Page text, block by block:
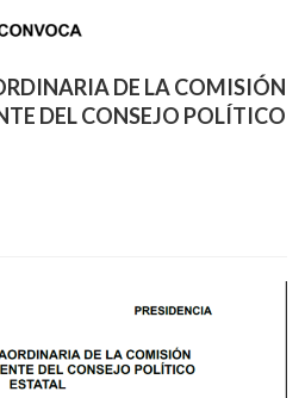
DE LA COMISIÓN
DEL CONSEJO POLÍTICO